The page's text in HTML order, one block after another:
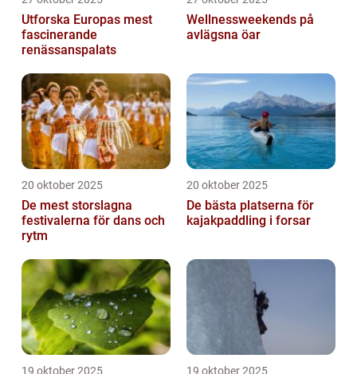
Utforska Europas mest
fascinerande
renässanspalats
Wellnessweekends på
avlägsna öar
20 oktober 2025
De mest storslagna
festivalerna för dans och
rytm
20 oktober 2025
De bästa platserna för
kajakpaddling i forsar
19 oktober 2025 19 oktober 2025